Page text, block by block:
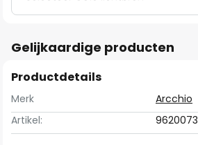
Gelijkaardige producten
Productdetails
Merk
Arcchio
Artikel:
9620073